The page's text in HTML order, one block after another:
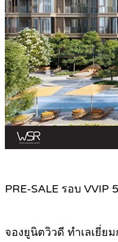
PRE-SALE รอบ VVIP
จองยูนิตวิวดี ทำเลเยี่ย